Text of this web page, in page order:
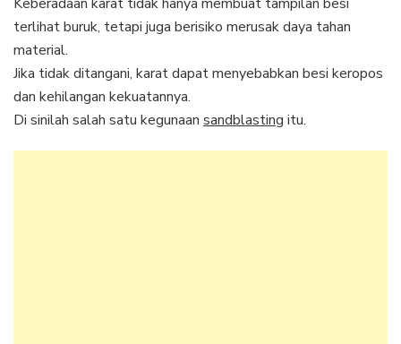
terlihat buruk, tetapi juga berisiko merusak daya tahan
material.
Jika tidak ditangani, karat dapat menyebabkan besi keropos
dan kehilangan kekuatannya.
Di sinilah salah satu kegunaan sandblasting itu.